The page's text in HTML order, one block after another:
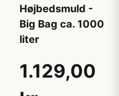
Højbedsmuld -
Big Bag ca. 1000
liter
1.129,00